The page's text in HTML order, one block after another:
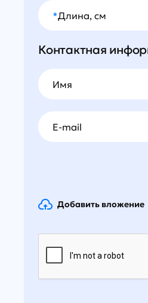
*Длина, см
Контактная
Имя
E-mail
Добавить вложение